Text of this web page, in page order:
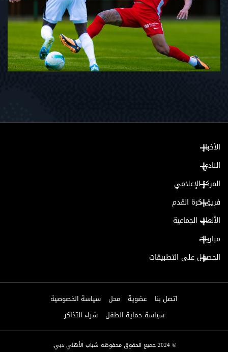
الأخبار
النادي
المركز الإعلامي
فريق كرة القدم
الألعاب الجماعية
مباريات
الحصول على التطبيقات
اتصل بنا عضوية محل سياسة الخصوصية
سياسة حماية الطفل
شراء التذاكر
© 2024 جميع الحقوق محفوظة شباب الأهلي دبي.